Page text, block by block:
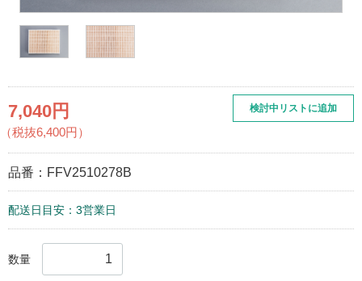
7,040円
（税抜6,400円）
品番： FFV2510278B
配送日目安：3営業日
検討中リストに追加
数量